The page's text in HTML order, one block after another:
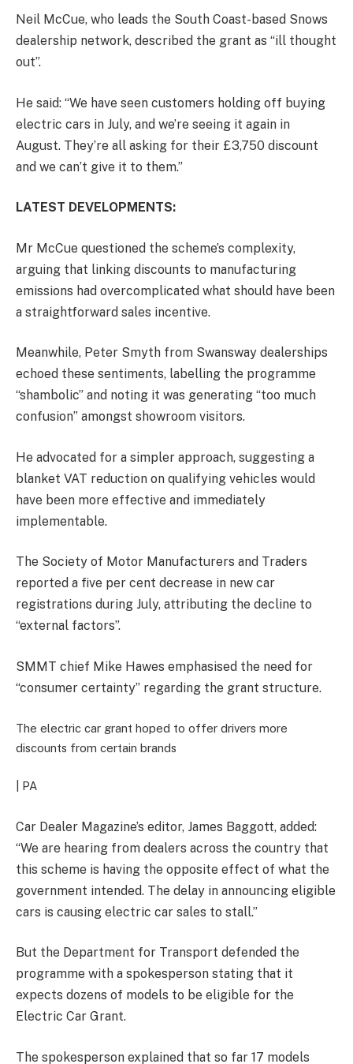
Neil McCue, who leads the South Coast-based Snows
dealership network, described the grant as “ill thought
out”.
He said: “We have seen customers holding off buying
electric cars in July, and we’re seeing it again in
August. They’re all asking for their £3,750 discount
and we can’t give it to them.”
LATEST DEVELOPMENTS:
Mr McCue questioned the scheme’s complexity,
arguing that linking discounts to manufacturing
emissions had overcomplicated what should have been
a straightforward sales incentive.
Meanwhile, Peter Smyth from Swansway dealerships
echoed these sentiments, labelling the programme
“shambolic” and noting it was generating “too much
confusion” amongst showroom visitors.
He advocated for a simpler approach, suggesting a
blanket VAT reduction on qualifying vehicles would
have been more effective and immediately
implementable.
The Society of Motor Manufacturers and Traders
reported a five per cent decrease in new car
registrations during July, attributing the decline to
“external factors”.
SMMT chief Mike Hawes emphasised the need for
“consumer certainty” regarding the grant structure.
The electric car grant hoped to offer drivers more
discounts from certain brands
| PA
Car Dealer Magazine’s editor, James Baggott, added:
“We are hearing from dealers across the country that
this scheme is having the opposite effect of what the
government intended. The delay in announcing eligible
cars is causing electric car sales to stall.”
But t he Department for Transport defended the
programme with a spokesperson stating that it
expects dozens of models to be eligible for the
Electric Car Grant.
The spokesperson explained that so far 17 models